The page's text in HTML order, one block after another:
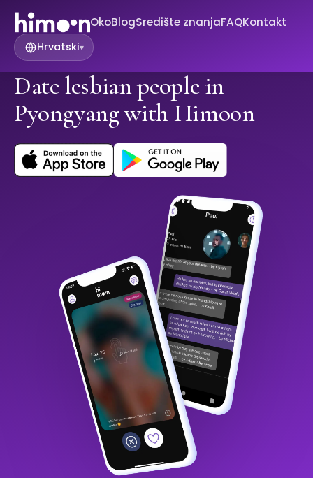
OkoBlogSredište znanjaFAQKontakt
Hrvatski▾
Date lesbian people in
Pyongyang with Himoon